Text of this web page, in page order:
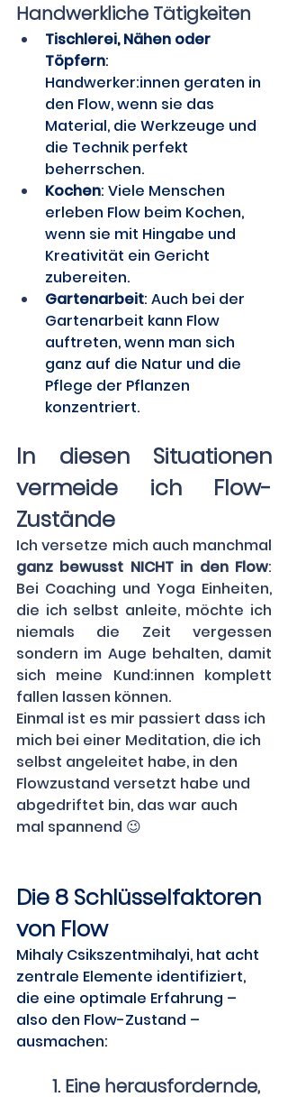
Handwerkliche Tätigkeiten
Tischlerei, Nähen oder
Töpfern:
Handwerker:innen geraten in
den Flow, wenn sie das
Material, die Werkzeuge und
die Technik perfekt
beherrschen.
Kochen: Viele Menschen
erleben Flow beim Kochen,
wenn sie mit Hingabe und
Kreativität ein Gericht
zubereiten.
Gartenarbeit: Auch bei der
Gartenarbeit kann Flow
auftreten, wenn man sich
ganz auf die Natur und die
Pflege der Pflanzen
konzentriert.
In diesen Situationen
vermeide ich Flow-
Zustände
ganz bewusst NICHT in den Flow:
Bei Coaching und Yoga Einheiten,
die ich selbst anleite, möchte ich
niemals die Zeit vergessen
sondern im Auge behalten, damit
sich meine Kund:innen komplett
fallen lassen können.
Einmal ist es mir passiert dass ich
mich bei einer Meditation, die ich
selbst angeleitet habe, in den
Flowzustand versetzt habe und
abgedriftet bin, das war auch
mal spannend 😉
Die 8 Schlüsselfaktoren
von Flow
Mihaly Csikszentmihalyi, hat acht
zentrale Elemente identifiziert,
die eine optimale Erfahrung –
also den Flow-Zustand –
ausmachen: